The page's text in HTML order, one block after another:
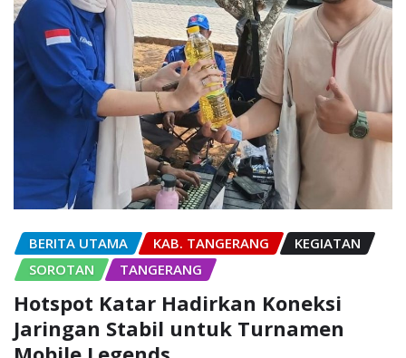
BERITA UTAMA KAB. TANGERANG
KEGIATAN
SOROTAN
TANGERANG
Hotspot Katar Hadirkan Koneksi
Jaringan Stabil untuk Turnamen